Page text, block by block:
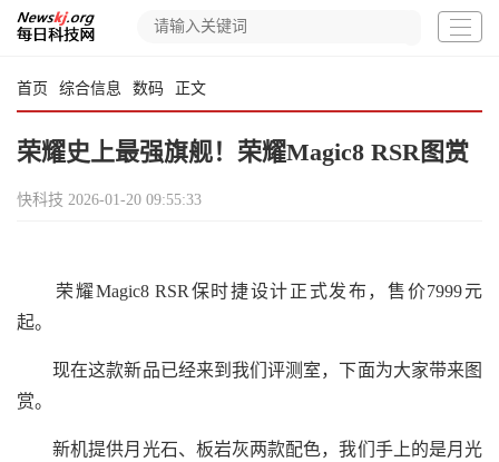
首页 综合信息 数码 正文
荣耀史上最强旗舰！荣耀Magic8 RSR图赏
快科技 2026-01-20 09:55:33
荣耀Magic8 RSR保时捷设计正式发布，售价7999元
起。
现在这款新品已经来到我们评测室，下面为大家带来图
赏。
新机提供月光石、板岩灰两款配色，我们手上的是月光